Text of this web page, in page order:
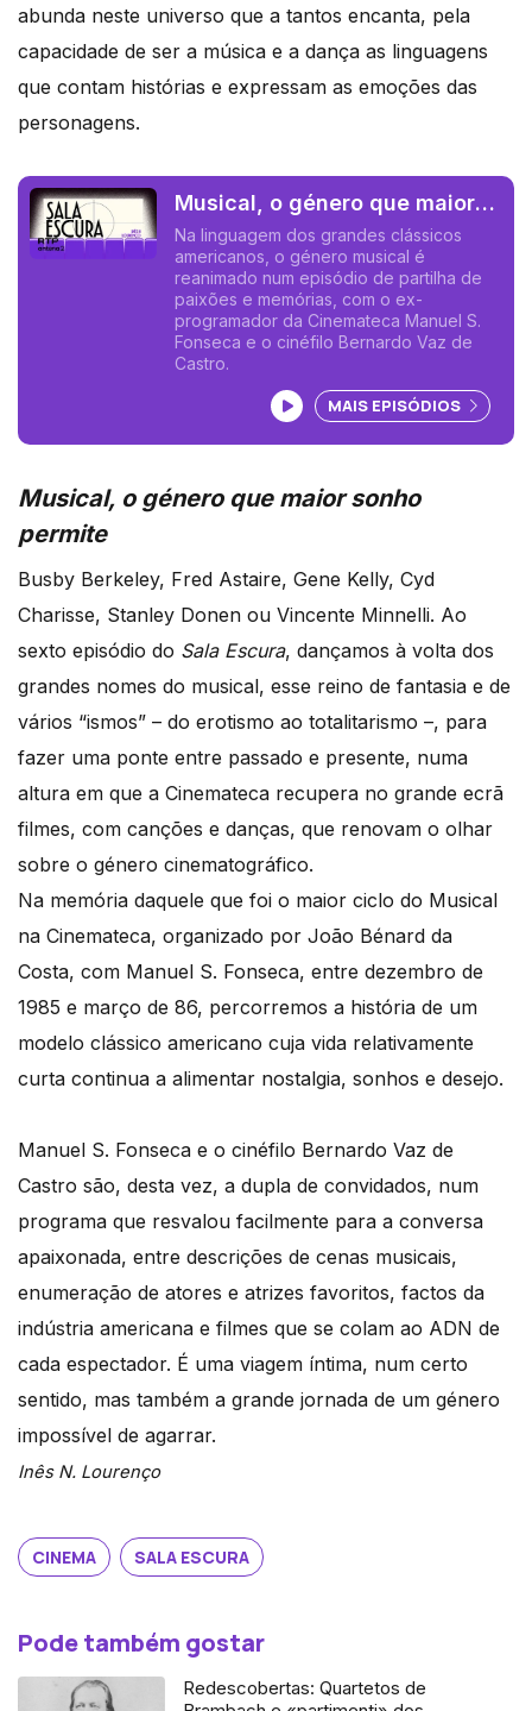
abunda neste universo que a tantos encanta, pela
capacidade de ser a música e a dança as linguagens
que contam histórias e expressam as emoções das
personagens.
Musical, o género que maior
sonho permite
Na linguagem dos grandes clássicos
americanos, o género musical é
reanimado num episódio de partilha de
paixões e memórias, com o ex-
programador da Cinemateca Manuel S.
Fonseca e o cinéfilo Bernardo Vaz de
Castro.
Ouvir podcast
MAIS EPISÓDIOS
Musical, o género que maior sonho
permite
Busby Berkeley, Fred Astaire, Gene Kelly, Cyd
Charisse, Stanley Donen ou Vincente Minnelli. Ao
sexto episódio do Sala Escura, dançamos à volta dos
grandes nomes do musical, esse reino de fantasia e de
vários “ismos” – do erotismo ao totalitarismo –, para
fazer uma ponte entre passado e presente, numa
altura em que a Cinemateca recupera no grande ecrã
filmes, com canções e danças, que renovam o olhar
sobre o género cinematográfico.
Na memória daquele que foi o maior ciclo do Musical
na Cinemateca, organizado por João Bénard da
Costa, com Manuel S. Fonseca, entre dezembro de
1985 e março de 86, percorremos a história de um
modelo clássico americano cuja vida relativamente
curta continua a alimentar nostalgia, sonhos e desejo.
Manuel S. Fonseca e o cinéfilo Bernardo Vaz de
Castro são, desta vez, a dupla de convidados, num
programa que resvalou facilmente para a conversa
apaixonada, entre descrições de cenas musicais,
enumeração de atores e atrizes favoritos, factos da
indústria americana e filmes que se colam ao ADN de
cada espectador. É uma viagem íntima, num certo
sentido, mas também a grande jornada de um género
impossível de agarrar.
Inês N. Lourenço
CINEMA SALA ESCURA
Pode também gostar
Redescobertas: Quartetos de